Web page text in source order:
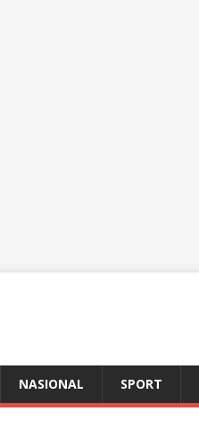
NASIONAL SPORT